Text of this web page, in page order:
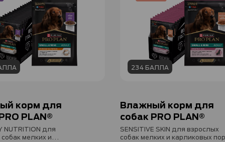
корм для
PLAN®
NUTRITION для
мелких и
234 БАЛЛА
Влажный корм для
собак PRO PLAN®
SENSITIVE SKIN для взрослых
собак мелких и карликовых